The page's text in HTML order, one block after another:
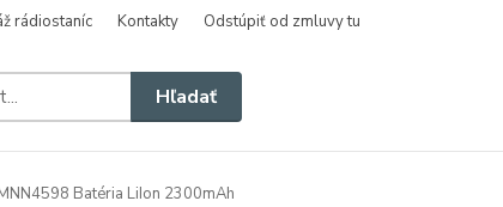
rádiostaníc Kontakty Odstúpiť od zmluvy tu
Hľadať
Batéria LiIon 2300mAh